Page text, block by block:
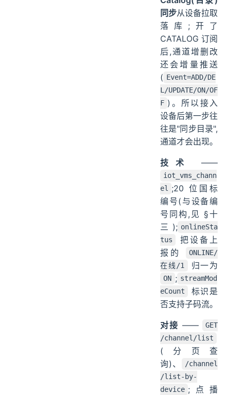
同步从设备拉取
落库;开了
CATALOG 订阅
后,通道增删改
还会增量推送
( Event=ADD/DE
L/UPDATE/ON/OF
F )。所以接入
设备后第一步往
往是"同步目录",
通道才会出现。
技术 ——
iot_vms_chann
el ;20 位国标
编号(与设备编
号同构,见 §十
三); onlineSta
tus
把设备上
报的
ONLINE/
在线/1
归一为
ON ; streamMod
eCount
标识是
否支持子码流。
对接 ——
GET
/channel/list
(分页查
询)、
/channel
/list-by-
device ;点播